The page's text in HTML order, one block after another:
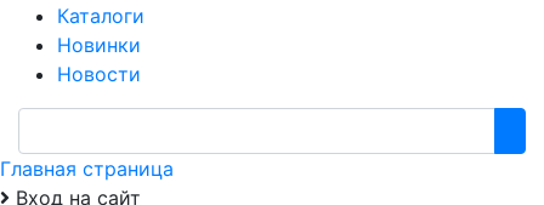
Каталоги
Новинки
Новости
Главная страница
Вход на сайт